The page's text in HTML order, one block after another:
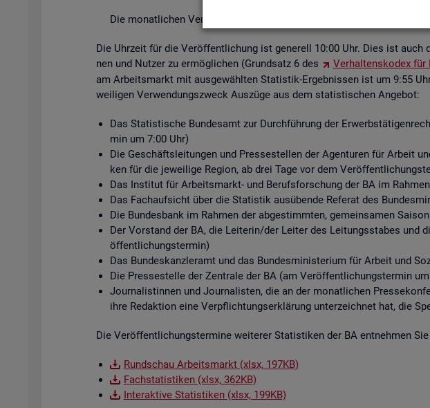
Die mo­nat­li­chen Ver­öf­fent­li­chun­gen der Sta­tis­ti­ken über den
Die Uhr­zeit für die Ver­öf­fent­li­chung ist ge­ne­rell 10:00 Uhr. Dies ist
nen und Nut­zer zu er­mög­li­chen (Grund­satz 6 des
Ver­hal­tens­ko­dex
am Ar­beits­markt mit aus­ge­wähl­ten Sta­tis­tik-Er­geb­nis­sen ist um 9:55
wei­li­gen Ver­wen­dungs­zweck Aus­zü­ge aus dem sta­tis­ti­schen An­ge­bot:
Das Sta­tis­ti­sche Bun­des­amt zur Durch­füh­rung der
min um 7:00 Uhr)
Die Ge­schäfts­lei­tun­gen und Pres­se­stel­len der Agen­tu­ren für Ar­beit
ken für die je­wei­li­ge Re­gi­on, ab drei Tage vor dem
Das In­sti­tut für Ar­beits­markt- und Be­rufs­for­schung der BA im
Das Fach­auf­sicht über die Sta­tis­tik aus­üben­de Re­fe­rat des
Die Bun­des­bank im Rah­men der ab­ge­stimm­ten, ge­mein­sa­men
Der Vor­stand der BA, die Lei­te­rin/der Lei­ter des Lei­tungs­sta­bes
öf­fent­li­chungs­ter­min)
Das Bun­des­kanz­ler­amt und das Bun­des­mi­nis­te­ri­um für Ar­beit und
Die Pres­se­stel­le der Zen­tra­le der BA (am Ver­öf­fent­li­chungs­ter­min um
Jour­na­lis­tin­nen und Jour­na­lis­ten, die an der mo­nat­li­chen
ihre Re­dak­ti­on eine Ver­pflich­tungs­er­klä­rung un­ter­zeich­net hat, die
Die Ver­öf­fent­li­chungs­ter­mi­ne wei­te­rer Sta­tis­ti­ken der BA ent­neh­men
Rund­schau Ar­beits­markt (xlsx, 197KB)
Fach­sta­tis­ti­ken (xlsx, 362KB)
In­ter­ak­ti­ve Sta­tis­ti­ken (xlsx, 199KB)